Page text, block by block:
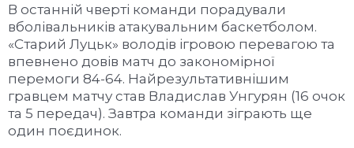
В останній чверті команди порадували
вболівальників атакувальним баскетболом.
«Старий Луцьк» володів ігровою перевагою та
впевнено довів матч до закономірної
перемоги 84-64. Найрезультативнішим
гравцем матчу став Владислав Унгурян (16 очок
та 5 передач). Завтра команди зіграють ще
один поєдинок.